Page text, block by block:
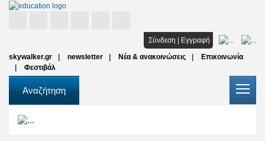
Σύνδεση | Εγγραφή
skywalker.gr
newsletter Νέα & ανακοινώσεις
Επικοινωνία
Φεστιβάλ
Αναζήτηση
Σπουδές
Υποτροφίες